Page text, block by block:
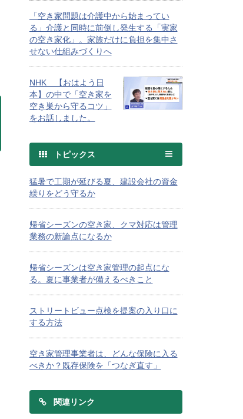
「空き家問題は介護中から始まってい
る」介護と同時に前倒し発生する「実家
の空き家化」。家族だけに負担を集中さ
せない仕組みづくりへ
NHK 【おはよう日
本】の中で「空き家を
空き巣から守るコツ」
をお話しました。
トピックス
猛暑で工期が延びる夏、建設会社の資金
繰りをどう守るか
帰省シーズンの空き家、クマ対応は管理
業務の新論点になるか
帰省シーズンは空き家管理の起点にな
る。夏に事業者が備えるべきこと
ストリートビュー点検を提案の入り口に
する方法
空き家管理事業者は、どんな保険に入る
べきか？既存保険を「つなぎ直す」
関連リンク